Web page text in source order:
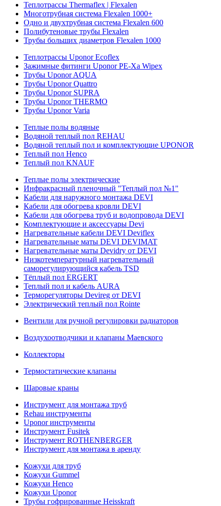
Теплотрассы Thermaflex | Flexalen
Многотрубная система Flexalen 1000+
Одно и двухтрубная система Flexalen 600
Полибутеновые трубы Flexalen
Трубы больших диаметров Flexalen 1000
Теплотрассы Uponor Ecoflex
Зажимные фитинги Uponor PE-Xa Wipex
Трубы Uponor AQUA
Трубы Uponor Quattro
Трубы Uponor SUPRA
Трубы Uponor THERMO
Трубы Uponor Varia
Теплые полы водяные
Водяной теплый пол REHAU
Водяной теплый пол и комплектующие UPONOR
Теплый пол Henco
Теплый пол KNAUF
Теплые полы электрические
Инфракрасный пленочный "Теплый пол №1"
Кабели для наружного монтажа DEVI
Кабели для обогрева кровли DEVI
Кабели для обогрева труб и водопровода DEVI
Комплектующие и аксессуары Devi
Нагревательные кабели DEVI Deviflex
Нагревательные маты DEVI DEVIMAT
Нагревательные маты Devidry от DEVI
Низкотемпературный нагревательный
саморегулирующийся кабель TSD
Тёплый пол ERGERT
Теплый пол и кабель AURA
Терморегуляторы Devireg от DEVI
Электрический теплый пол Rointe
Вентили для ручной регулировки радиаторов
Воздухоотводчики и клапаны Маевского
Коллекторы
Термостатические клапаны
Шаровые краны
Инструмент для монтажа труб
Rehau инструменты
Uponor инструменты
Инструмент Fusitek
Инструмент ROTHENBERGER
Инструмент для монтажа в аренду
Кожухи для труб
Кожухи Gummel
Кожухи Henco
Кожухи Uponor
Трубы гофрированные Heisskraft